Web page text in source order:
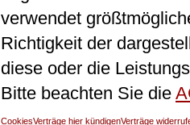
verwendet
Richtigkeit der
diese oder die
Bitte beachten Sie die
CookiesVerträge hier kündigenVerträge